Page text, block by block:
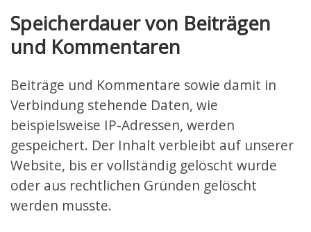
Speicherdauer von Beiträgen
und Kommentaren
Beiträge und Kommentare sowie damit in
Verbindung stehende Daten, wie
beispielsweise IP-Adressen, werden
gespeichert. Der Inhalt verbleibt auf unserer
Website, bis er vollständig gelöscht wurde
oder aus rechtlichen Gründen gelöscht
werden musste.